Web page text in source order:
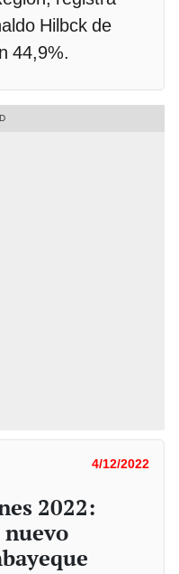
Hilbck de
44,9%.
4/12/2022
2022:
nuevo